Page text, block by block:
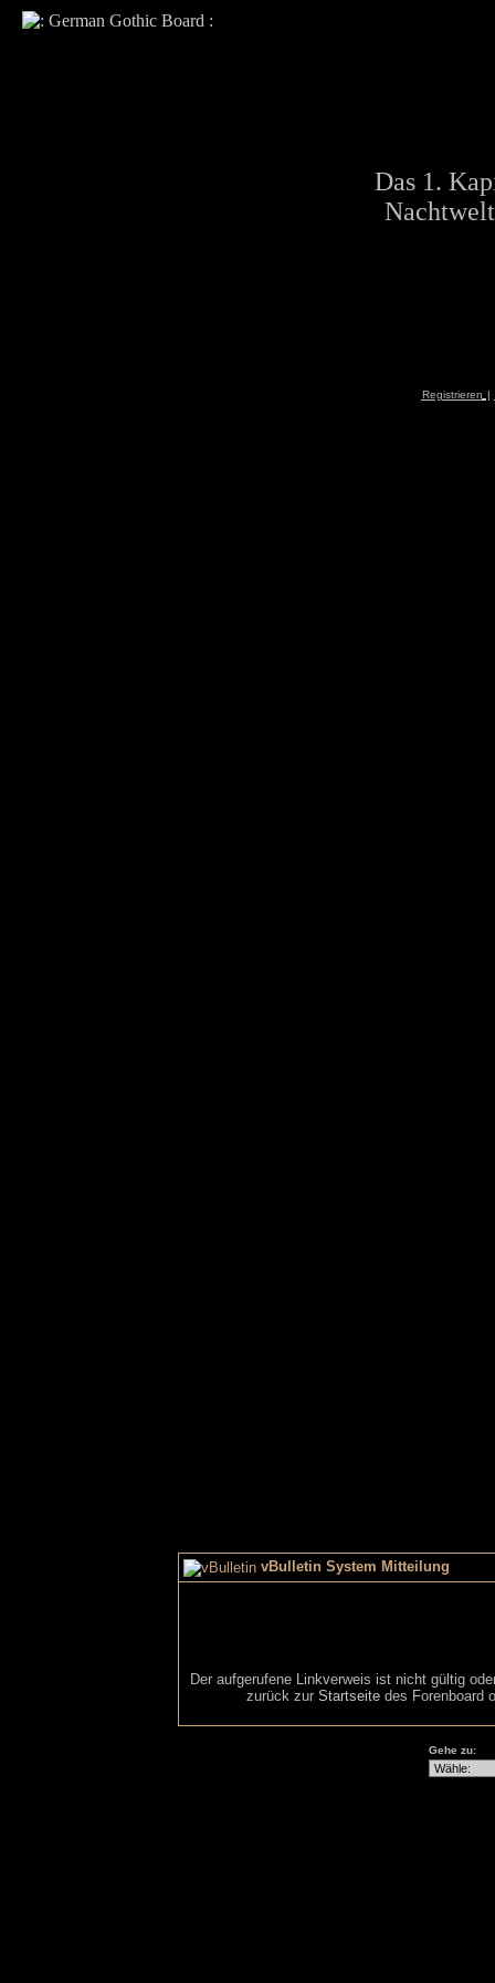
Das 1.
Registrieren |
vBulletin System Mitteilung
Der aufgerufene Linkverweis ist nicht gültig
zurück zur Startseitedes Forenboard
Gehe zu: